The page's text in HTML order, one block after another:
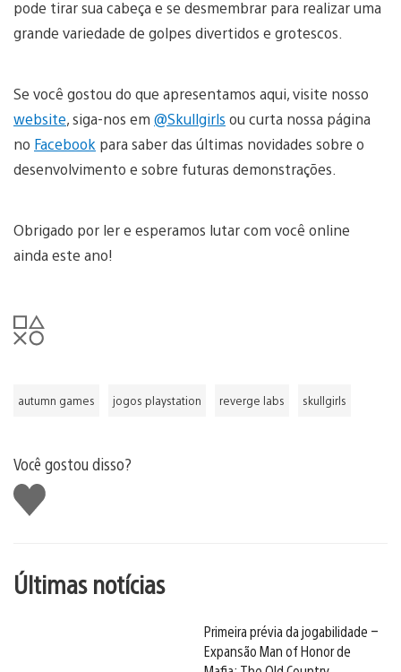
pode tirar sua cabeça e se desmembrar para realizar uma
grande variedade de golpes divertidos e grotescos.
Se você gostou do que apresentamos aqui, visite nosso
website, siga-nos em @Skullgirls ou curta nossa página
no Facebook para saber das últimas novidades sobre o
desenvolvimento e sobre futuras demonstrações.
Obrigado por ler e esperamos lutar com você online
ainda este ano!
autumn games jogos playstation reverge labs skullgirls
Você gostou disso?
Curtir
Últimas notícias
Primeira prévia da jogabilidade –
Expansão Man of Honor de